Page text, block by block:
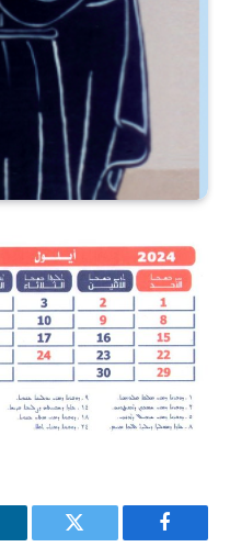
فيسبوك تويتر